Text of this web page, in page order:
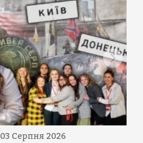
03 Серпня 2026